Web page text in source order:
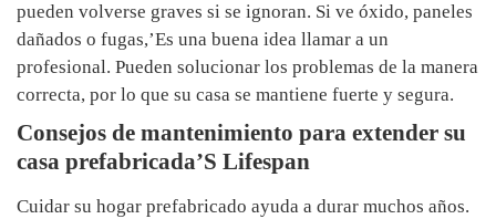
pueden volverse graves si se ignoran. Si ve óxido, paneles
dañados o fugas,’Es una buena idea llamar a un
profesional. Pueden solucionar los problemas de la manera
correcta, por lo que su casa se mantiene fuerte y segura.
Consejos de mantenimiento para extender su
casa prefabricada’S Lifespan
Cuidar su hogar prefabricado ayuda a durar muchos años.